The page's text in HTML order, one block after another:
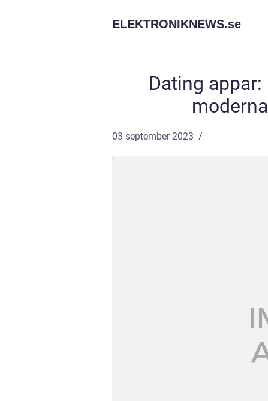
ELEKTRONIKNEWS.se
Dating
03 september 2023